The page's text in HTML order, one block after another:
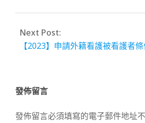
Next Post:
【2023】申請外籍看護被看護者
發佈留言
發佈留言必須填寫的電子郵件地址